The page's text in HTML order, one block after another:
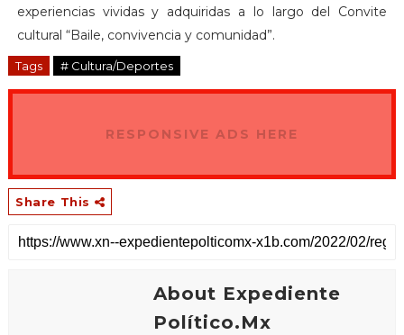
experiencias vividas y adquiridas a lo largo del Convite
cultural “Baile, convivencia y comunidad”.
Tags # Cultura/Deportes
RESPONSIVE ADS HERE
Share This
About Expediente
Político.Mx